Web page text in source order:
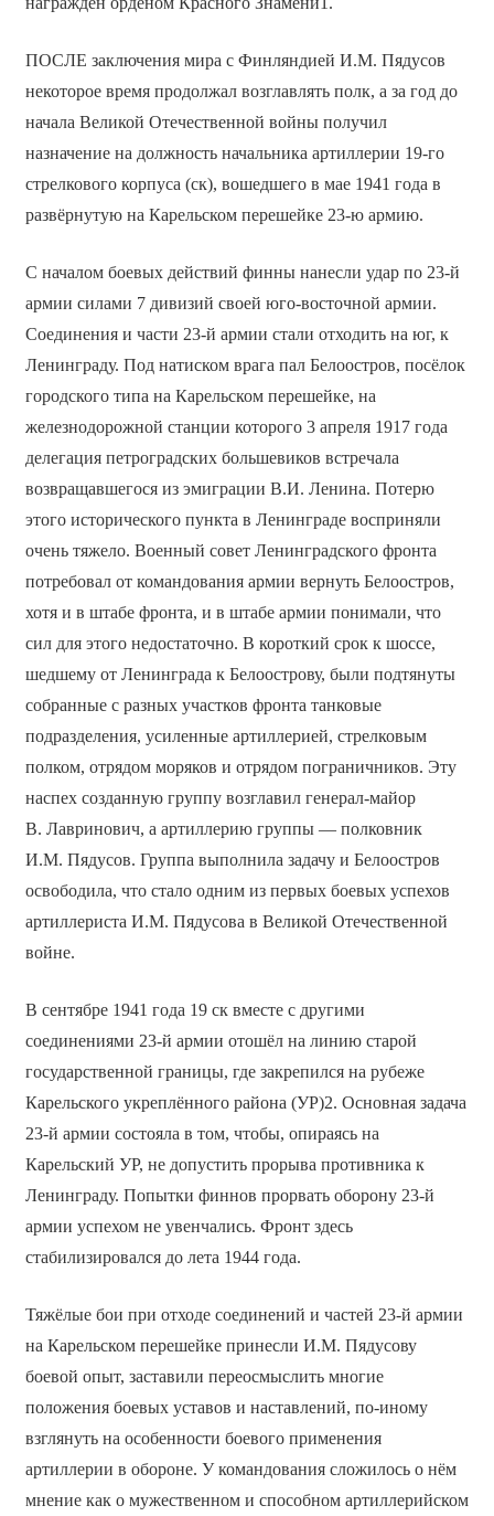
ПОСЛЕ заключения мира с Финляндией И.М. Пядусов
некоторое время продолжал возглавлять полк, а за год до
начала Великой Отечественной войны получил
назначение на должность начальника артиллерии 19-го
стрелкового корпуса (ск), вошедшего в мае 1941 года в
развёрнутую на Карельском перешейке 23-ю армию.
С началом боевых действий финны нанесли удар по 23-й
армии силами 7 дивизий своей юго-восточной армии.
Соединения и части 23-й армии стали отходить на юг, к
Ленинграду. Под натиском врага пал Белоостров, посёлок
городского типа на Карельском перешейке, на
железнодорожной станции которого 3 апреля 1917 года
делегация петроградских большевиков встречала
возвращавшегося из эмиграции В.И. Ленина. Потерю
этого исторического пункта в Ленинграде восприняли
очень тяжело. Военный совет Ленинградского фронта
потребовал от командования армии вернуть Белоостров,
хотя и в штабе фронта, и в штабе армии понимали, что
сил для этого недостаточно. В короткий срок к шоссе,
шедшему от Ленинграда к Белоострову, были подтянуты
собранные с разных участков фронта танковые
подразделения, усиленные артиллерией, стрелковым
полком, отрядом моряков и отрядом пограничников. Эту
наспех созданную группу возглавил генерал-майор
В. Лавринович, а артиллерию группы — полковник
И.М. Пядусов. Группа выполнила задачу и Белоостров
освободила, что стало одним из первых боевых успехов
артиллериста И.М. Пядусова в Великой Отечественной
войне.
В сентябре 1941 года 19 ск вместе с другими
соединениями 23-й армии отошёл на линию старой
государственной границы, где закрепился на рубеже
Карельского укреплённого района (УР)2. Основная задача
23-й армии состояла в том, чтобы, опираясь на
Карельский УР, не допустить прорыва противника к
Ленинграду. Попытки финнов прорвать оборону 23-й
армии успехом не увенчались. Фронт здесь
стабилизировался до лета 1944 года.
Тяжёлые бои при отходе соединений и частей 23-й армии
на Карельском перешейке принесли И.М. Пядусову
боевой опыт, заставили переосмыслить многие
положения боевых уставов и наставлений, по-иному
взглянуть на особенности боевого применения
артиллерии в обороне. У командования сложилось о нём
мнение как о мужественном и способном артиллерийском